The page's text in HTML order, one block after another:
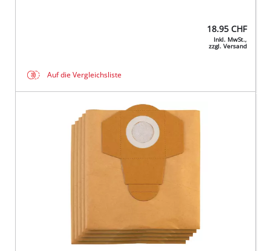
18.95 CHF
Inkl. MwSt.,
zzgl. Versand
Auf die Vergleichsliste